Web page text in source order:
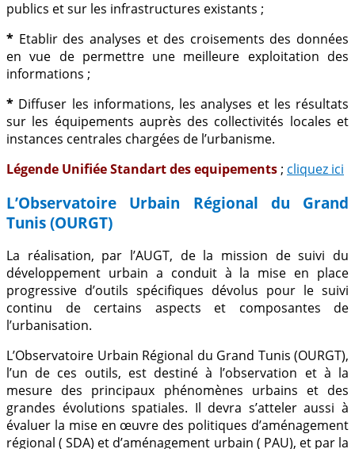
publics et sur les infrastructures existants ;
* Etablir des analyses et des croisements des données
en vue de permettre une meilleure exploitation des
informations ;
* Diffuser les informations, les analyses et les résultats
sur les équipements auprès des collectivités locales et
instances centrales chargées de l’urbanisme.
Légende Unifiée Standart des equipements ; cliquez ici
L’Observatoire Urbain Régional du Grand
Tunis (OURGT)
La réalisation, par l’AUGT, de la mission de suivi du
développement urbain a conduit à la mise en place
progressive d’outils spécifiques dévolus pour le suivi
continu de certains aspects et composantes de
l’urbanisation.
L’Observatoire Urbain Régional du Grand Tunis (OURGT),
l’un de ces outils, est destiné à l’observation et à la
mesure des principaux phénomènes urbains et des
grandes évolutions spatiales. Il devra s’atteler aussi à
évaluer la mise en œuvre des politiques d’aménagement
régional ( SDA) et d’aménagement urbain ( PAU), et par la